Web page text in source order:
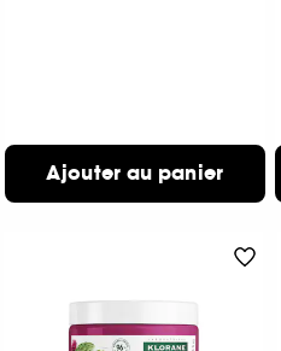
Ajouter au panier